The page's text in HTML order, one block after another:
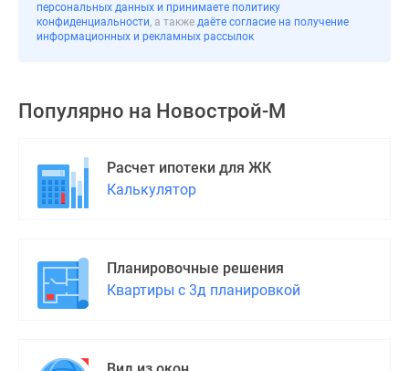
Поиск
Программа
реновации
Москве
Новостройки
премиум-
бизнес-
ипотека
персональных данных и принимаете политику
конфиденциальности, а также даёте согласие на получение
информационных и рекламных рассылок
Популярно на Новострой-М
Расчет ипотеки для ЖК
Калькулятор
Планировочные решения
Квартиры с 3д планировкой